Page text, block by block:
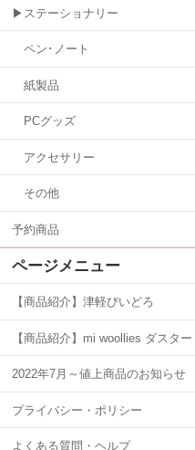
▶ステーショナリー
ペン･ノート
紙製品
PCグッズ
アクセサリー
その他
予約商品
ページメニュー
【商品紹介】津軽びいどろ
【商品紹介】mi woollies ダスター
2022年7月～値上商品のお知らせ
プライバシー・ポリシー
よくある質問・ヘルプ